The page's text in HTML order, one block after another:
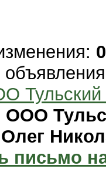
ООО
Олег
письмо